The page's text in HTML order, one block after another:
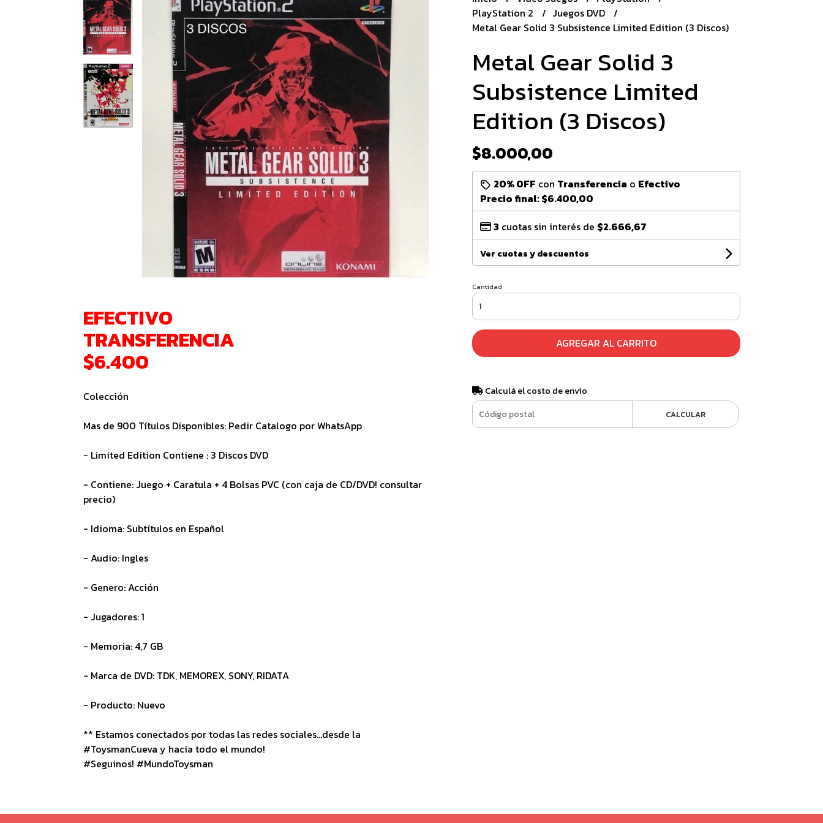
EFECTIVO
TRANSFERENCIA
$6.400
Colección
Mas de 900 Títulos Disponibles: Pedir Catalogo por WhatsApp
- Limited Edition Contiene : 3 Discos DVD
- Contiene: Juego + Caratula + 4 Bolsas PVC (con caja de CD/DVD! consultar
precio)
- Idioma: Subtítulos en Español
- Audio: Ingles
- Genero: Acción
- Jugadores: 1
- Memoria: 4,7 GB
- Marca de DVD: TDK, MEMOREX, SONY, RIDATA
- Producto: Nuevo
** Estamos conectados por todas las redes sociales...desde la
#ToysmanCueva y hacia todo el mundo!
#Seguinos! #MundoToysman
PlayStation 2
Juegos DVD
Metal Gear Solid 3 Subsistence Limited Edition (3 Discos)
Metal Gear Solid 3
Subsistence Limited
Edition (3 Discos)
$8.000,00
20% OFF con Transferencia o Efectivo
Precio final:$6.400,00
3 cuotas sin interés de $2.666,67
Ver cuotas y descuentos
Cantidad
AGREGAR AL CARRITO
Calculá el costo de envío
CALCULAR